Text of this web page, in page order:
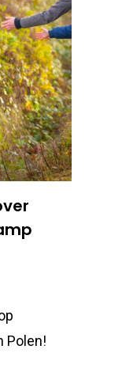
Polen!